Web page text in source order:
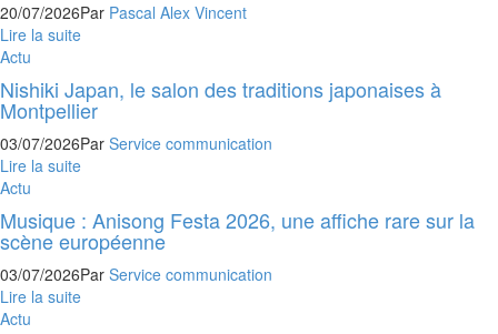
20/07/2026Par Pascal Alex Vincent
Lire la suite
Actu
Nishiki Japan, le salon des traditions japonaises à
Montpellier
03/07/2026Par Service communication
Lire la suite
Actu
Musique : Anisong Festa 2026, une affiche rare sur la
scène européenne
03/07/2026Par Service communication
Lire la suite
Actu